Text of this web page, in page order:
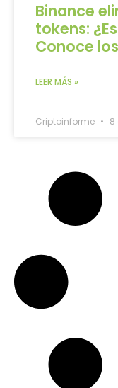
Binance
tokens:
Conoce
LEER MÁS »
Criptoinforme 8